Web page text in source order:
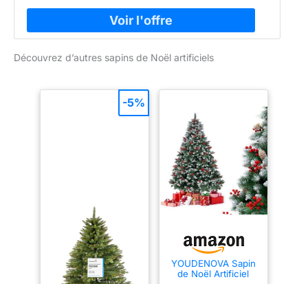
Découvrez d’autres sapins de Noël artificiels
-5%
YOUDENOVA Sapin
de Noël Artificiel